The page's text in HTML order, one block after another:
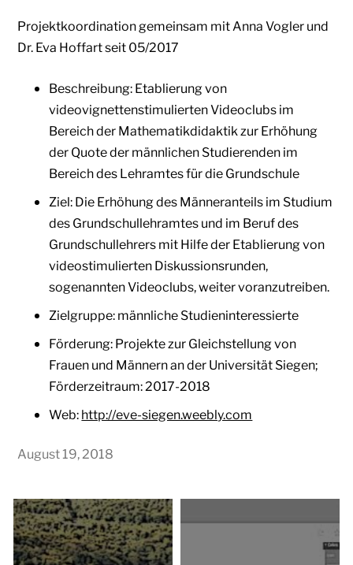
Projektkoordination gemeinsam mit Anna Vogler und
Dr. Eva Hoffart seit 05/2017
Beschreibung: Etablierung von
videovignettenstimulierten Videoclubs im
Bereich der Mathematikdidaktik zur Erhöhung
der Quote der männlichen Studierenden im
Bereich des Lehramtes für die Grundschule
Ziel: Die Erhöhung des Männeranteils im Studium
des Grundschullehramtes und im Beruf des
Grundschullehrers mit Hilfe der Etablierung von
videostimulierten Diskussionsrunden,
sogenannten Videoclubs, weiter voranzutreiben.
Zielgruppe: männliche Studieninteressierte
Förderung: Projekte zur Gleichstellung von
Frauen und Männern an der Universität Siegen;
Förderzeitraum: 2017-2018
Web: http://eve-siegen.weebly.com
August 19, 2018